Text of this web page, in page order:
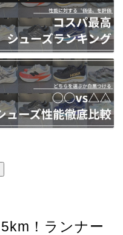
！ランナー